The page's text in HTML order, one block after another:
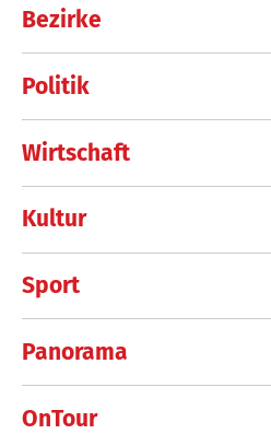
Bezirke
Politik
Wirtschaft
Kultur
Sport
Panorama
OnTour